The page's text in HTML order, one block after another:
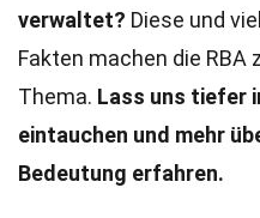
verwaltet? Diese und
Fakten machen die RBA
Thema. Lass uns tiefer
eintauchen und mehr
Bedeutung erfahren.